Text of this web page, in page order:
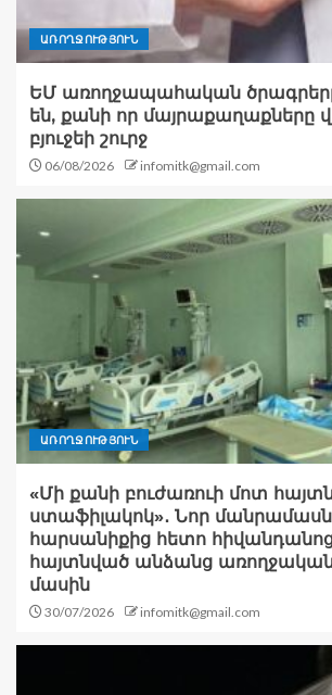
ԱՌՈՂՋՈՒԹՅՈՒՆ
ԵՄ առողջապահական
են, քանի որ մայրաքաղաքները
բյուջեի շուրջ
06/08/2026 infomitk@gmail.com
ԱՌՈՂՋՈՒԹՅՈՒՆ
«Մի քանի բուժառուի մոտ
ստաֆիլակոկ»․ Նոր
հարսանիքից հետո
հայտնված անձանց
մասին
30/07/2026 infomitk@gmail.com